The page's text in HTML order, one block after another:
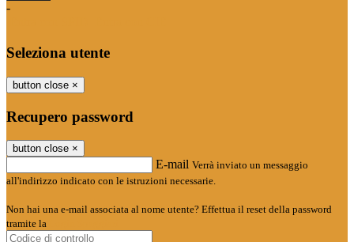
-
Seleziona utente
button close ×
Recupero password
button close ×
E-mail Verrà inviato un messaggio
all'indirizzo indicato con le istruzioni necessarie.
Non hai una e-mail associata al nome utente? Effettua il reset della password
tramite la